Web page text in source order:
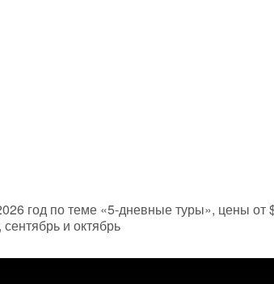
год по теме «5-дневные туры», цены от
и октябрь